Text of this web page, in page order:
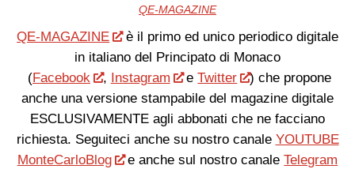
QE-MAGAZINE
QE-MAGAZINE
è il primo ed unico periodico digitale
in italiano del Principato di Monaco
(Facebook , Instagram eTwitter
) che propone
anche una versione stampabile del magazine digitale
ESCLUSIVAMENTE agli abbonati che ne facciano
richiesta. Seguiteci anche su nostro canale YOUTUBE
MonteCarloBlog
e anche sul nostro canaleTelegram